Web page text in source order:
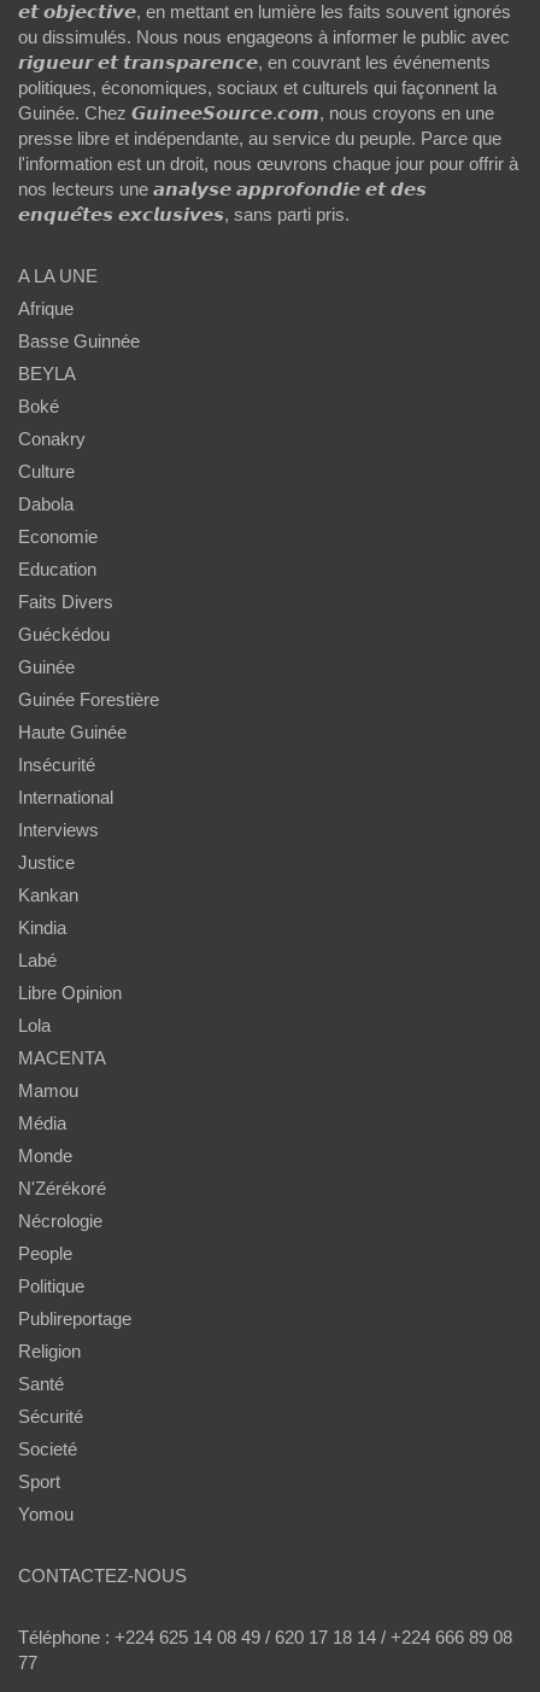
𝙚𝙩 𝙤𝙗𝙟𝙚𝙘𝙩𝙞𝙫𝙚, en mettant en lumière les faits souvent ignorés
ou dissimulés. Nous nous engageons à informer le public avec
𝙧𝙞𝙜𝙪𝙚𝙪𝙧 𝙚𝙩 𝙩𝙧𝙖𝙣𝙨𝙥𝙖𝙧𝙚𝙣𝙘𝙚, en couvrant les événements
politiques, économiques, sociaux et culturels qui façonnent la
Guinée. Chez 𝙂𝙪𝙞𝙣𝙚𝙚𝙎𝙤𝙪𝙧𝙘𝙚.𝙘𝙤𝙢, nous croyons en une
presse libre et indépendante, au service du peuple. Parce que
l'information est un droit, nous œuvrons chaque jour pour offrir à
nos lecteurs une 𝙖𝙣𝙖𝙡𝙮𝙨𝙚 𝙖𝙥𝙥𝙧𝙤𝙛𝙤𝙣𝙙𝙞𝙚 𝙚𝙩 𝙙𝙚𝙨
𝙚𝙣𝙦𝙪𝙚̂𝙩𝙚𝙨 𝙚𝙭𝙘𝙡𝙪𝙨𝙞𝙫𝙚𝙨, sans parti pris.
A LA UNE
Afrique
Basse Guinnée
BEYLA
Boké
Conakry
Culture
Dabola
Economie
Education
Faits Divers
Guéckédou
Guinée
Guinée Forestière
Haute Guinée
Insécurité
International
Interviews
Justice
Kankan
Kindia
Labé
Libre Opinion
Lola
MACENTA
Mamou
Média
Monde
N'Zérékoré
Nécrologie
People
Politique
Publireportage
Religion
Santé
Sécurité
Societé
Sport
Yomou
CONTACTEZ-NOUS
Téléphone : +224 625 14 08 49 / 620 17 18 14 / +224 666 89 08
77